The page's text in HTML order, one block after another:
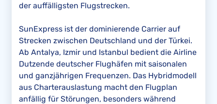
der auffälligsten Flugstrecken.
SunExpress ist der dominierende Carrier auf
Strecken zwischen Deutschland und der Türkei.
Ab Antalya, Izmir und Istanbul bedient die Airline
Dutzende deutscher Flughäfen mit saisonalen
und ganzjährigen Frequenzen. Das Hybridmodell
aus Charterauslastung macht den Flugplan
anfällig für Störungen, besonders während